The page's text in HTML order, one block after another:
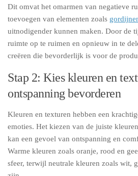
Dit omvat het omarmen van negatieve
toevoegen van elementen zoals
uitnodigender kunnen maken. Door de
ruimte op te ruimen en opnieuw in te
creëren die bevorderlijk is voor de
Stap 2: Kies kleuren en
ontspanning bevorderen
Kleuren en texturen hebben een
emoties. Het kiezen van de juiste
kan een gevoel van ontspanning en
Warme kleuren zoals oranje, rood en
sfeer, terwijl neutrale kleuren zoals wit,